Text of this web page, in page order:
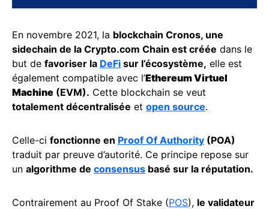
En novembre 2021, la blockchain Cronos, une
sidechain de la Crypto.com Chain est créée dans le
but de favoriser la DeFi sur l’écosystème, elle est
également compatible avec l’Ethereum Virtuel
Machine (EVM). Cette blockchain se veut
totalement décentralisée et open source.
Celle-ci fonctionne en Proof Of Authority (POA)
traduit par preuve d’autorité. Ce principe repose sur
un algorithme de consensus basé sur la réputation.
Contrairement au Proof Of Stake (POS), le validateur